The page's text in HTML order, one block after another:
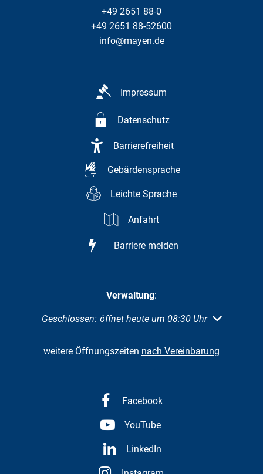
+49 2651 88-0
+49 2651 88-52600
info@mayen.de
Impressum
Datenschutz
Barrierefreiheit
Gebärdensprache
Leichte Sprache
Anfahrt
Barriere melden
Verwaltung:
Klicken, um weitere Öffnungs- oder Schließzeiten
Geschlossen: öffnet heute um 08:30 Uhr
weitere Öffnungszeiten nach Vereinbarung
Facebook
YouTube
LinkedIn